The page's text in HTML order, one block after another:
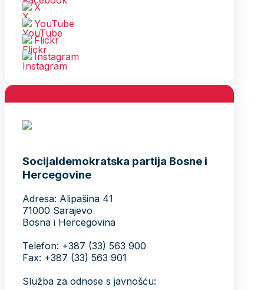
X
YouTube
Flickr
Instagram
Socijaldemokratska partija Bosne i
Hercegovine
Adresa: Alipašina 41
71000 Sarajevo
Bosna i Hercegovina
Telefon: +387 (33) 563 900
Fax: +387 (33) 563 901
Služba za odnose s javnošću: